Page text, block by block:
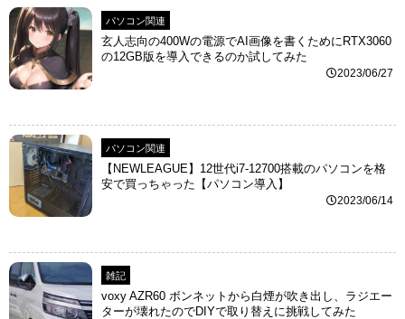
パソコン関連
玄人志向の400Wの電源でAI画像を書くためにRTX3060
の12GB版を導入できるのか試してみた
2023/06/27
パソコン関連
【NEWLEAGUE】12世代i7-12700搭載のパソコンを格
安で買っちゃった【パソコン導入】
2023/06/14
雑記
voxy AZR60 ボンネットから白煙が吹き出し、ラジエー
ターが壊れたのでDIYで取り替えに挑戦してみた